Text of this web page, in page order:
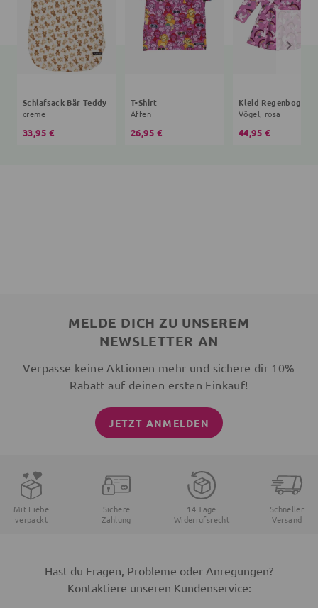
Schlafsack Bär Teddy
creme
33,95 €
T-Shirt
Affen
26,95 €
Vögel, rosa
44,95 €
MELDE DICH ZU UNSEREM
NEWSLETTER AN
Verpasse keine Aktionen mehr und sichere dir 10%
Rabatt auf deinen ersten Einkauf!
JETZT ANMELDEN
Mit Liebe
verpackt
Sichere
Zahlung
14 Tage
Widerrufsrecht
Schneller
Versand
Hast du Fragen, Probleme oder Anregungen?
Kontaktiere unseren Kundenservice: